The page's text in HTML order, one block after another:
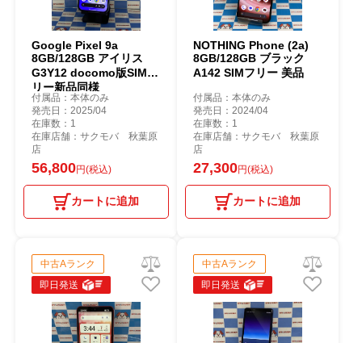
Google Pixel 9a
8GB/128GB アイリス
G3Y12 docomo版SIMフ
リー新品同様
付属品：本体のみ
発売日：2025/04
在庫数：1
在庫店舗：サクモバ 秋葉原
店
56,800円(税込)
カートに追加
NOTHING Phone (2a)
8GB/128GB ブラック
A142 SIMフリー 美品
付属品：本体のみ
発売日：2024/04
在庫数：1
在庫店舗：サクモバ 秋葉原
店
27,300円(税込)
カートに追加
中古Aランク
即日発送
中古Aランク
即日発送